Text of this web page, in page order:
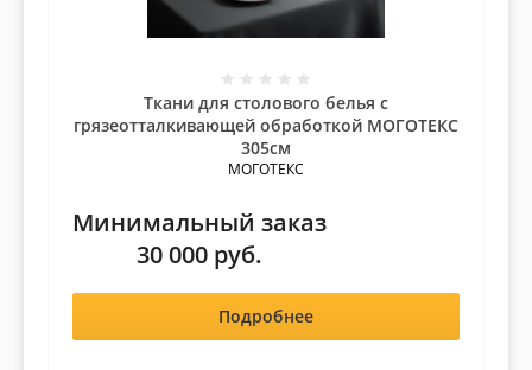
Ткани для столового белья с
грязеотталкивающей обработкой МОГОТЕКС
305см
МОГОТЕКС
Минимальный заказ
30 000 руб.
Подробнее